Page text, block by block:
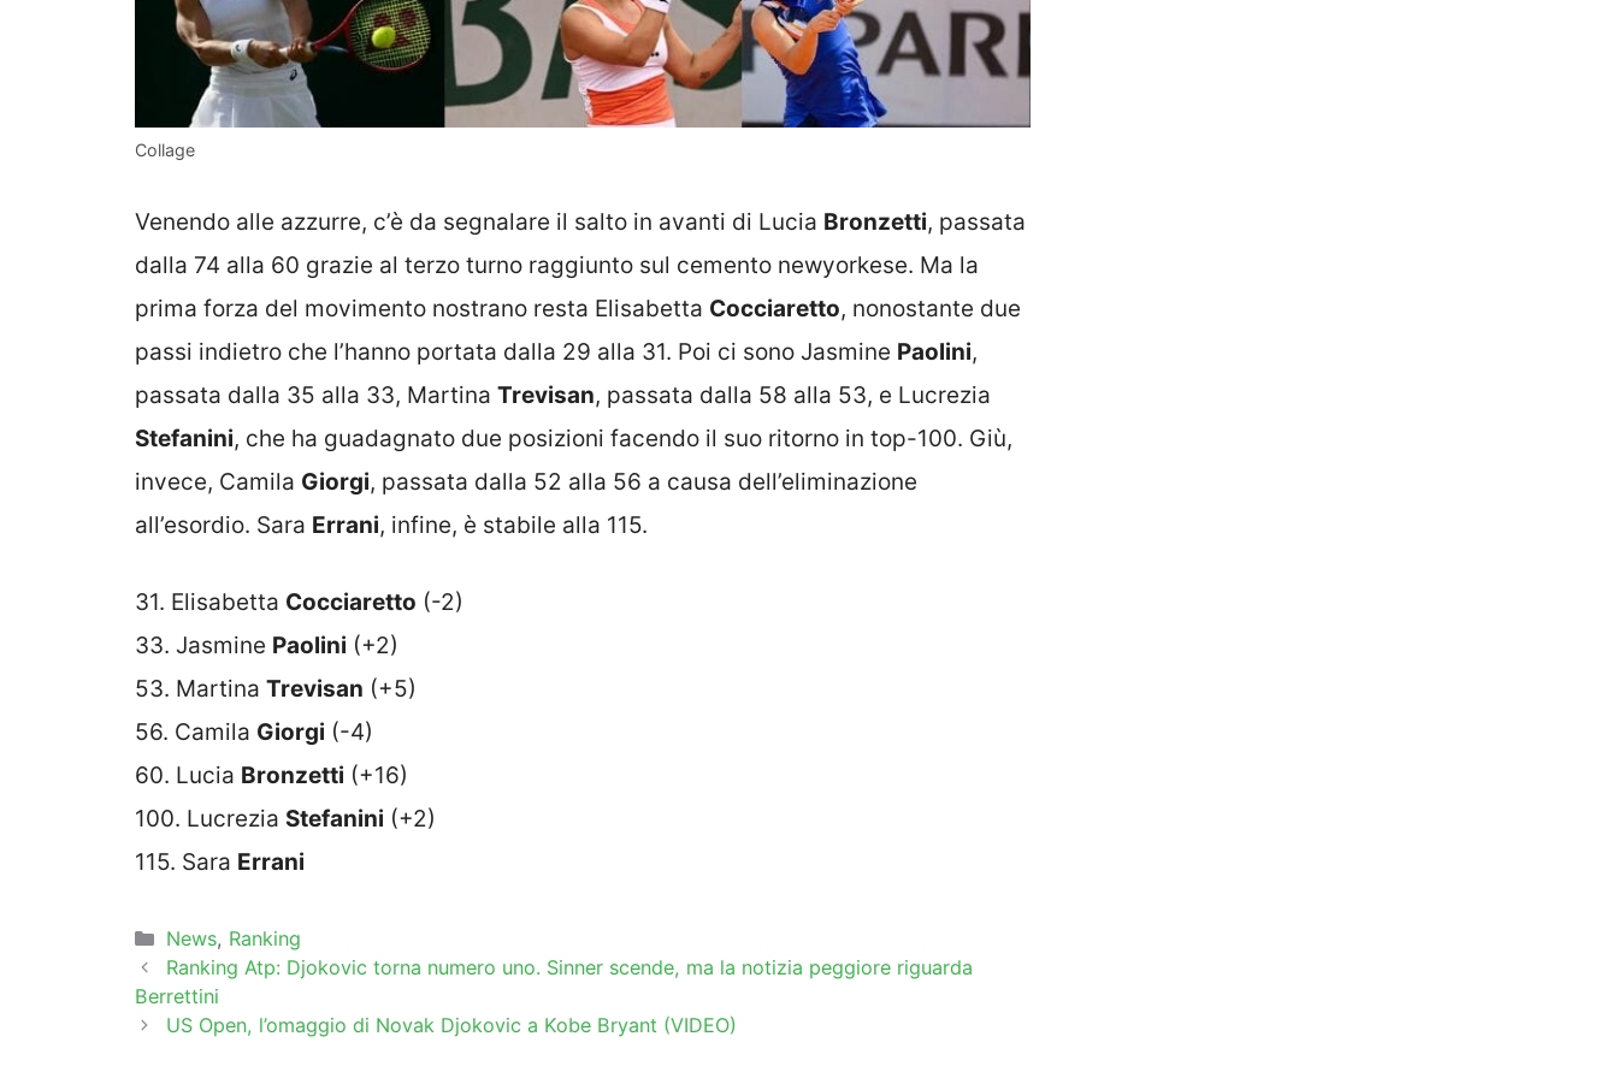
Collage
Venendo alle azzurre, c’è da segnalare il salto in avanti di Lucia Bronzetti, passata
dalla 74 alla 60 grazie al terzo turno raggiunto sul cemento newyorkese. Ma la
prima forza del movimento nostrano resta Elisabetta Cocciaretto, nonostante due
passi indietro che l’hanno portata dalla 29 alla 31. Poi ci sono Jasmine Paolini,
passata dalla 35 alla 33, Martina Trevisan, passata dalla 58 alla 53, e Lucrezia
Stefanini, che ha guadagnato due posizioni facendo il suo ritorno in top-100. Giù,
invece, Camila Giorgi, passata dalla 52 alla 56 a causa dell’eliminazione
all’esordio. Sara Errani, infine, è stabile alla 115.
31. Elisabetta Cocciaretto (-2)
33. Jasmine Paolini (+2)
53. Martina Trevisan (+5)
56. Camila Giorgi (-4)
60. Lucia Bronzetti (+16)
100. Lucrezia Stefanini (+2)
115. Sara Errani
Categorie
News, Ranking
Ranking Atp: Djokovic torna numero uno. Sinner scende, ma la notizia peggiore riguarda
Berrettini
US Open, l’omaggio di Novak Djokovic a Kobe Bryant (VIDEO)